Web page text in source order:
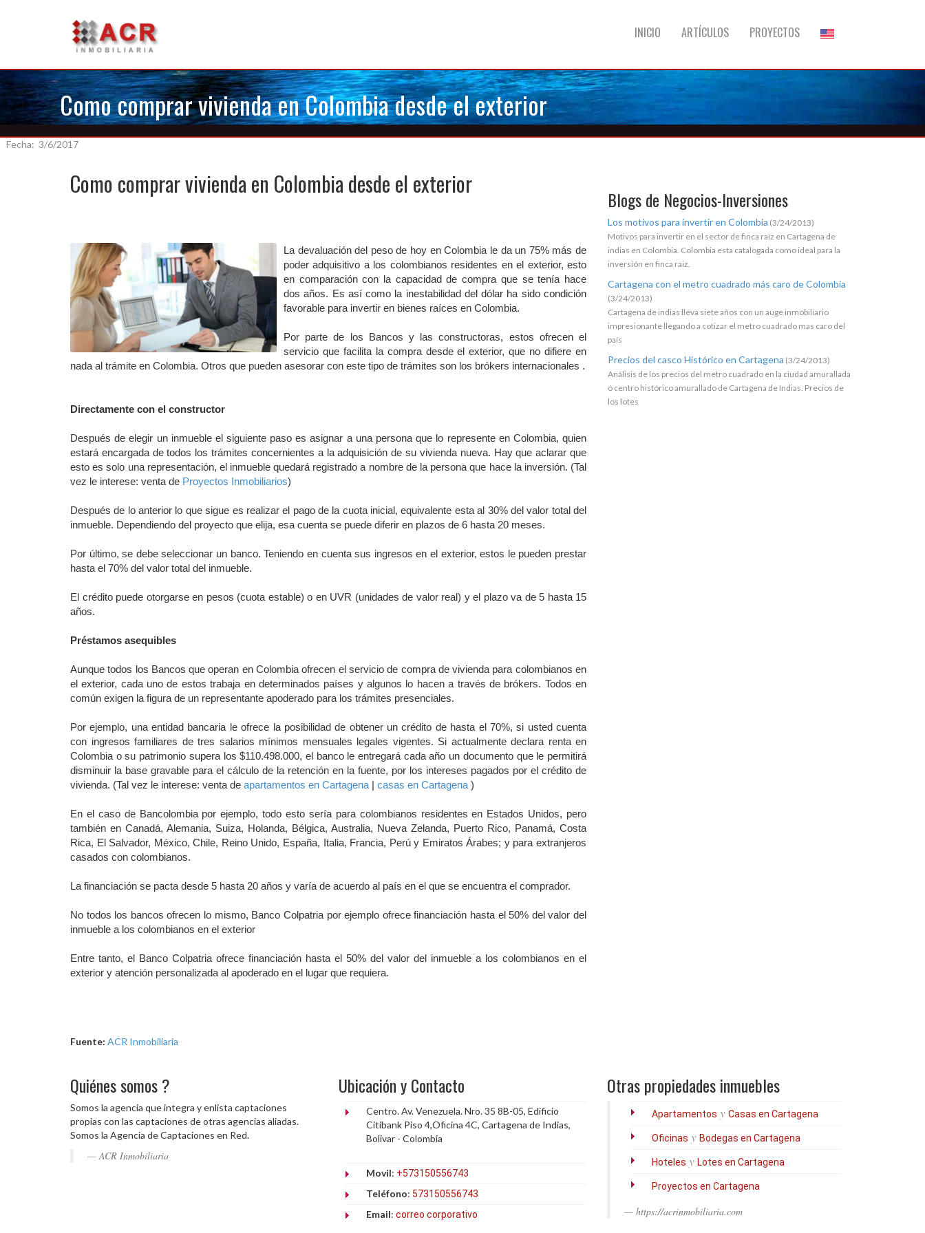
INICIO ARTÍCULOS PROYECTOS
Como comprar vivienda en Colombia desde el exterior
Fecha: 3/6/2017
Como comprar vivienda en Colombia desde el exterior
La devaluación del peso de hoy en Colombia le da un 75% más de
poder adquisitivo a los colombianos residentes en el exterior, esto
en comparación con la capacidad de compra que se tenía hace
dos años. Es así como la inestabilidad del dólar ha sido condición
favorable para invertir en bienes raíces en Colombia.
Por parte de los Bancos y las constructoras, estos ofrecen el
servicio que facilita la compra desde el exterior, que no difiere en
nada al trámite en Colombia. Otros que pueden asesorar con este tipo de trámites son los brókers internacionales .
Directamente con el constructor
Después de elegir un inmueble el siguiente paso es asignar a una persona que lo represente en Colombia, quien
estará encargada de todos los trámites concernientes a la adquisición de su vivienda nueva. Hay que aclarar que
esto es solo una representación, el inmueble quedará registrado a nombre de la persona que hace la inversión. (Tal
vez le interese: venta de Proyectos Inmobiliarios)
Después de lo anterior lo que sigue es realizar el pago de la cuota inicial, equivalente esta al 30% del valor total del
inmueble. Dependiendo del proyecto que elija, esa cuenta se puede diferir en plazos de 6 hasta 20 meses.
Por último, se debe seleccionar un banco. Teniendo en cuenta sus ingresos en el exterior, estos le pueden prestar
hasta el 70% del valor total del inmueble.
El crédito puede otorgarse en pesos (cuota estable) o en UVR (unidades de valor real) y el plazo va de 5 hasta 15
años.
Préstamos asequibles
Aunque todos los Bancos que operan en Colombia ofrecen el servicio de compra de vivienda para colombianos en
el exterior, cada uno de estos trabaja en determinados países y algunos lo hacen a través de brókers. Todos en
común exigen la figura de un representante apoderado para los trámites presenciales.
Por ejemplo, una entidad bancaria le ofrece la posibilidad de obtener un crédito de hasta el 70%, si usted cuenta
con ingresos familiares de tres salarios mínimos mensuales legales vigentes. Si actualmente declara renta en
Colombia o su patrimonio supera los $110.498.000, el banco le entregará cada año un documento que le permitirá
disminuir la base gravable para el cálculo de la retención en la fuente, por los intereses pagados por el crédito de
vivienda. (Tal vez le interese: venta de apartamentos en Cartagena | casas en Cartagena )
En el caso de Bancolombia por ejemplo, todo esto sería para colombianos residentes en Estados Unidos, pero
también en Canadá, Alemania, Suiza, Holanda, Bélgica, Australia, Nueva Zelanda, Puerto Rico, Panamá, Costa
Rica, El Salvador, México, Chile, Reino Unido, España, Italia, Francia, Perú y Emiratos Árabes; y para extranjeros
casados con colombianos.
La financiación se pacta desde 5 hasta 20 años y varía de acuerdo al país en el que se encuentra el comprador.
No todos los bancos ofrecen lo mismo, Banco Colpatria por ejemplo ofrece financiación hasta el 50% del valor del
inmueble a los colombianos en el exterior
Entre tanto, el Banco Colpatria ofrece financiación hasta el 50% del valor del inmueble a los colombianos en el
exterior y atención personalizada al apoderado en el lugar que requiera.
Fuente: ACR Inmobiliaria
Blogs de Negocios-Inversiones
Los motivos para invertir en Colombia (3/24/2013)
Motivos para invertir en el sector de finca raíz en Cartagena de
indias en Colombia. Colombia esta catalogada como ideal para la
inversión en finca raiz.
Cartagena con el metro cuadrado más caro de Colombia
(3/24/2013)
Cartagena de indias lleva siete años con un auge inmobiliario
impresionante llegando a cotizar el metro cuadrado mas caro del
país
Precios del casco Histórico en Cartagena (3/24/2013)
Análisis de los precios del metro cuadrado en la ciudad amurallada
ó centro histórico amurallado de Cartagena de Indias. Precios de
los lotes
Quiénes somos ?
Somos la agencia que integra y enlista captaciones
propias con las captaciones de otras agencias aliadas.
Somos la Agencia de Captaciones en Red.
ACR Inmobiliaria
Ubicación y Contacto
Centro. Av. Venezuela. Nro. 35 8B-05, Edificio
Citibank Piso 4,Oficina 4C, Cartagena de Indias,
Bolivar - Colombia
Movil: +573150556743
Teléfono: 573150556743
Email: correo corporativo
Otras propiedades inmuebles
Apartamentos y Casas en Cartagena
Oficinas y Bodegas en Cartagena
Hoteles y Lotes en Cartagena
Proyectos en Cartagena
https://acrinmobiliaria.com